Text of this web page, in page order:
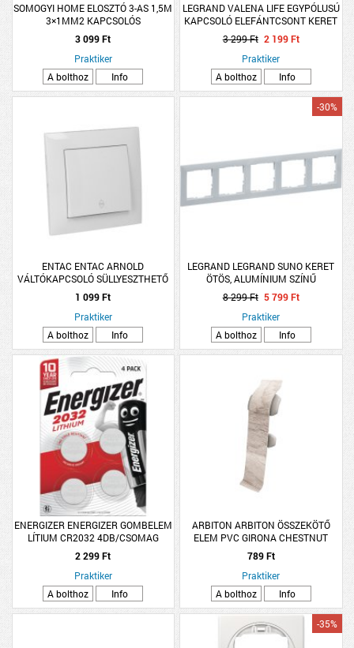
SOMOGYI HOME ELOSZTÓ 3-AS 1,5M
3×1MM2 KAPCSOLÓS
3 099 Ft
Praktiker
A bolthoz
Info
LEGRAND VALENA LIFE EGYPÓLUSÚ
KAPCSOLÓ ELEFÁNTCSONT KERET
NÉLKÜL
3 299 Ft 2 199 Ft
Praktiker
A bolthoz
Info
ENTAC ENTAC ARNOLD
VÁLTÓKAPCSOLÓ SÜLLYESZTHETŐ
10A IP20 FEHÉR
1 099 Ft
Praktiker
A bolthoz
Info
LEGRAND LEGRAND SUNO KERET
ÖTÖS, ALUMÍNIUM SZÍNŰ
-30%
8 299 Ft 5 799 Ft
Praktiker
A bolthoz
Info
ENERGIZER ENERGIZER GOMBELEM
LÍTIUM CR2032 4DB/CSOMAG
2 299 Ft
Praktiker
A bolthoz
Info
ARBITON ARBITON ÖSSZEKÖTŐ
ELEM PVC GIRONA CHESTNUT
LM55-107 2 DARAB/CSOMAG
789 Ft
Praktiker
A bolthoz
Info
-35%